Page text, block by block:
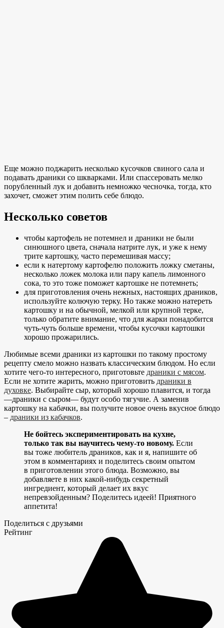
Еще можно поджарить несколько кусочков свиного сала и
подавать драники со шкварками. Или спассеровать мелко
порубленный лук и добавить немножко чесночка, тогда, кто
захочет, сможет этим полить себе блюдо.
Несколько советов
чтобы картофель не потемнел и драники не были
синюшного цвета, сначала натрите лук, и уже к нему
трите картошку, часто перемешивая массу;
если к натертому картофелю положить ложку сметаны,
несколько ложек молока или пару капель лимонного
сока, то это тоже поможет картошке не потемнеть;
для приготовления очень нежных, настоящих драников,
используйте колючую терку. Но также можно натереть
картошку и на обычной, мелкой или крупной терке,
только обратите внимание, что для жарки понадобится
чуть-чуть больше времени, чтобы кусочки картошки
хорошо прожарились.
Любимые всеми драники из картошки по такому простому
рецепту смело можно назвать классическим блюдом. Но если
хотите чего-то интересного, приготовьте драники с мясом.
Если не хотите жарить, можно приготовить драники в
духовке. Выбирайте сыр, который хорошо плавится, и тогда
—драники с сыром— будут особо тягучие. А заменив
картошку на кабачки, вы получите новое очень вкусное блюдо
– драники из кабачков.
Не бойтесь экспериментировать на кухне,
только так вы научитесь чему-то новому. Если
вы тоже любитель драников, как и я, напишите об
этом в комментариях и поделитесь своим опытом
в приготовлении этого блюда. Возможно, вы
добавляете в них какой-нибудь секретный
ингредиент, который делает их вкус
непревзойденным? Поделитесь идеей! Приятного
аппетита!
Поделиться с друзьями
Рейтинг